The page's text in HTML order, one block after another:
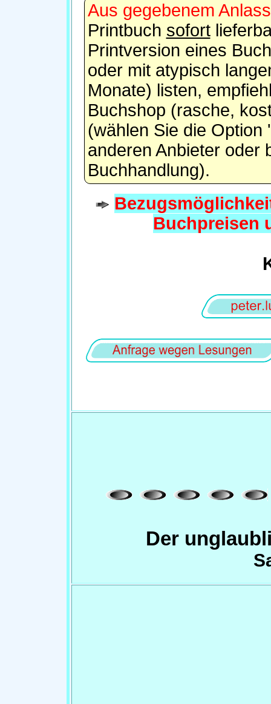
Aus gegebenem
Printbuch sofort
Printversion eines
oder mit atypisch
Monate) listen,
Buchshop (rasche,
(wählen Sie die
anderen Anbieter oder
Buchhandlung).
Buchpreisen
Der